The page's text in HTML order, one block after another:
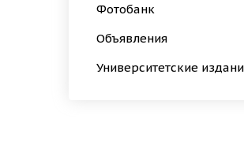
Фотобанк
Объявления
Университетские